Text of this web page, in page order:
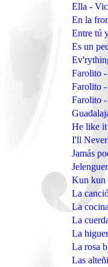
Ella -
En la
Entre tú
Es un
Farolito
Farolito
Farolito
He like
I'll
Jamás
Kun kun
La
La
La
La
La rosa
Las